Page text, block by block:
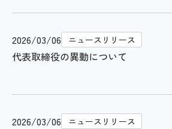
2026/03/06 ニュースリリース
代表取締役の異動について
2026/03/06 ニュースリリース